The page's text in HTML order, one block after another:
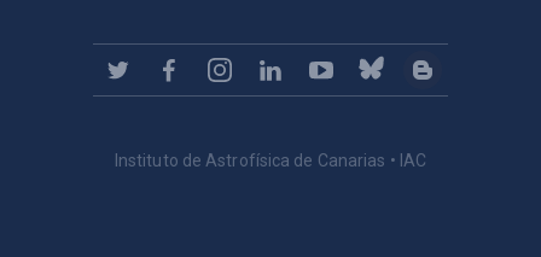
Instituto de Astrofísica de Canarias • IAC